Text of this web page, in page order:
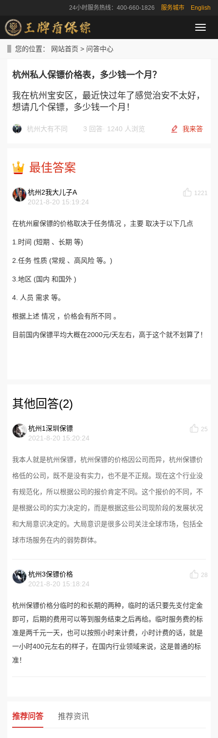
24小时服务热线：400-660-1826 服务城市 English
导
航
您的位置： 网站首页 > 问答中心
杭州私人保镖价格表，多少钱一个月？
我在杭州宝安区，最近快过年了感觉治安不太好，
想请几个保镖，多少钱一个月！
杭州大有不同 3 回答· 1240 人浏览 我来答
最佳答案
杭州2我大儿子A
2021-8-20 15:19:24
1221
在杭州雇保镖的价格取决于任务情况 ，主要 取决于以下几点
1.时间 (短期 、长期 等)
2.任务 性质 (常规 、高风险 等。)
3.地区 (国内 和国外 )
4. 人员 需求 等。
根据上述 情况 ，价格会有所不同 。
目前国内保镖平均大概在2000元/天左右，高于这个就不划算了！
其他回答(2)
杭州1深圳保镖
2021-8-20 15:20:24
25
我本人就是杭州保镖，杭州保镖的价格因公司而异， 杭州保镖价
格低的公司，既不是没有实力，也不是不正规。 现在这个行业没
有规范化， 所以根据公司的报价肯定不同。 这个报价的不同， 不
是根据公司的实力决定的， 而是根据这些公司现阶段的发展状况
和大局意识决定的。 大局意识是很多公司关注全球市场， 包括全
球市场服务在内的弱势群体。
杭州3保镖价格
2021-8-20 15:18:24
28
杭州保镖价格分临时的和长期的两种，临时的话只要先支付定金
即可，后期的费用可以等到服务结束之后再给。临时服务费的标
准是两千元一天，也可以按照小时来计费，小时计费的话，就是
一小时400元左右的样子，在国内行业领域来说，这是普通的标
准！
推荐问答 推荐资讯